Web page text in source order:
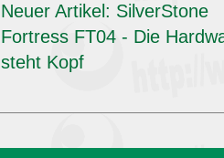
Neuer Artikel: SilverStone
Fortress FT04 - Die
steht Kopf